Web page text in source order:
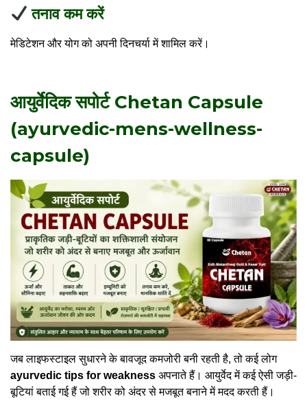
तनाव कम करें
मेडिटेशन और योग को अपनी दिनचर्या में शामिल करें।
आयुर्वेदिक सपोर्ट Chetan Capsule
(ayurvedic-mens-wellness-
capsule)
जब लाइफस्टाइल सुधारने के बावजूद कमजोरी बनी रहती है, तो कई लोग
ayurvedic tips for weakness अपनाते हैं। आयुर्वेद में कई ऐसी जड़ी-
बूटियां बताई गई हैं जो शरीर को अंदर से मजबूत बनाने में मदद करती हैं।